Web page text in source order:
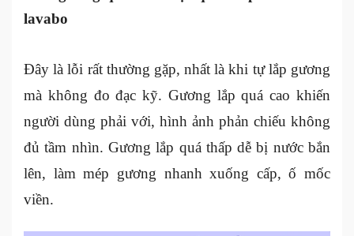
lavabo
Đây là lỗi rất thường gặp, nhất là khi tự lắp gương
mà không đo đạc kỹ. Gương lắp quá cao khiến
người dùng phải với, hình ảnh phản chiếu không
đủ tầm nhìn. Gương lắp quá thấp dễ bị nước bắn
lên, làm mép gương nhanh xuống cấp, ố mốc
viền.